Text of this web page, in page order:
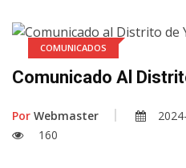
COMUNICADOS
Comunicado Al
Por Webmaster
160